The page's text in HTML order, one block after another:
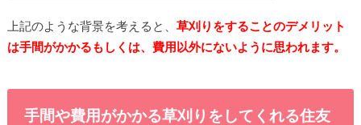
上記のような背景を考えると、 草刈りをすることのデメリット
は手間がかかるもしくは、費用以外にないように思われます。
手間や費用がかかる草刈りをしてくれる住友